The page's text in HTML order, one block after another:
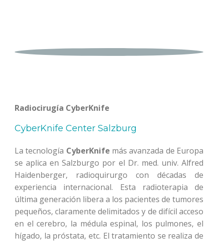
Radiocirugía CyberKnife
CyberKnife Center Salzburg
La tecnología CyberKnife más avanzada de Europa
se aplica en Salzburgo por el Dr. med. univ. Alfred
Haidenberger, radioquirurgo con décadas de
experiencia internacional. Esta radioterapia de
última generación libera a los pacientes de tumores
pequeños, claramente delimitados y de difícil acceso
en el cerebro, la médula espinal, los pulmones, el
hígado, la próstata, etc. El tratamiento se realiza de